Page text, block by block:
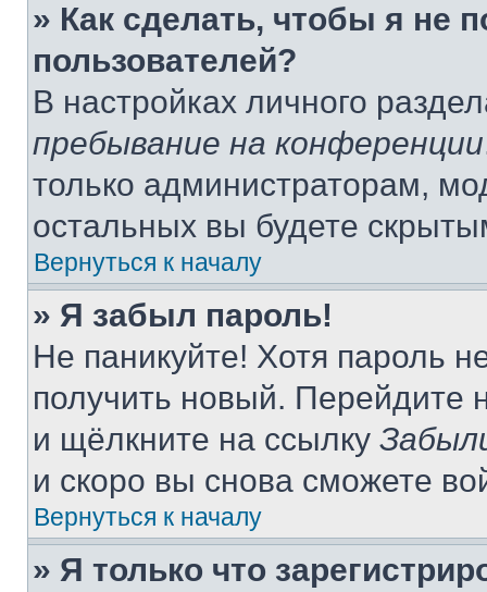
» Как сделать, чтобы я не
пользователей?
В настройках личного
пребывание на конференции
только администраторам,
остальных вы будете
Вернуться к началу
» Я забыл пароль!
Не паникуйте! Хотя пароль
получить новый. Перейдите
и щёлкните на ссылку
и скоро вы снова сможете
Вернуться к началу
» Я только что